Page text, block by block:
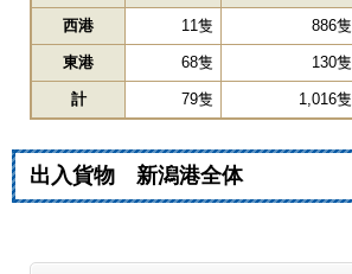
西港 11隻 886隻
東港 68隻 130隻
計 79隻 1,016隻
出入貨物 新潟港全体